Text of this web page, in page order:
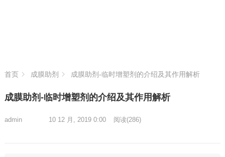
首页 成膜助剂 成膜助剂-临时增塑剂的介绍及其作用解析
成膜助剂-临时增塑剂的介绍及其作用解析
admin 10 12 月, 2019 0:00 阅读(286)